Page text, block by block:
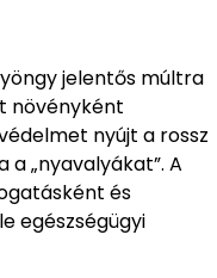
jelentős múltra
növényként
nyújt a rossz
„nyavalyákat”. A
és
egészségügyi